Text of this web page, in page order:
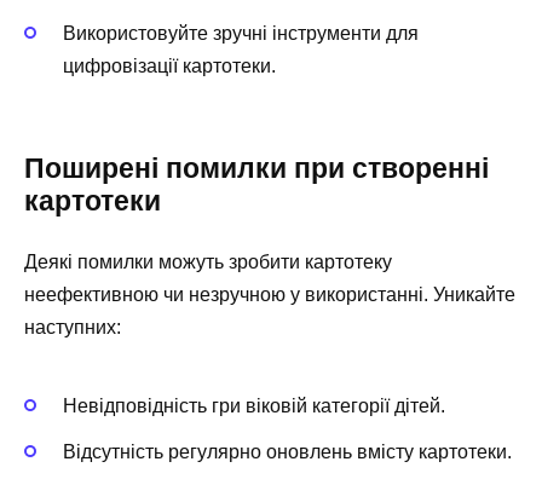
Використовуйте зручні інструменти для
цифровізації картотеки.
Поширені помилки при створенні
картотеки
Деякі помилки можуть зробити картотеку
неефективною чи незручною у використанні. Уникайте
наступних:
Невідповідність гри віковій категорії дітей.
Відсутність регулярно оновлень вмісту картотеки.